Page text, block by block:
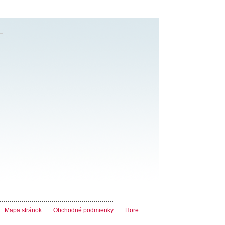
Mapa stránok Obchodné podmienky Hore